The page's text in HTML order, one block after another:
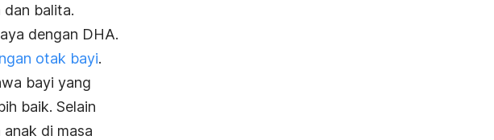
balita.
dengan DHA.
otak bayi.
bayi yang
baik. Selain
di masa